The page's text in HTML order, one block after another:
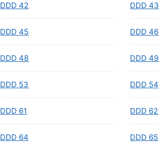
DDD 42 DDD 43
DDD 45 DDD 46
DDD 48 DDD 49
DDD 53 DDD 54
DDD 61 DDD 62
DDD 64 DDD 65